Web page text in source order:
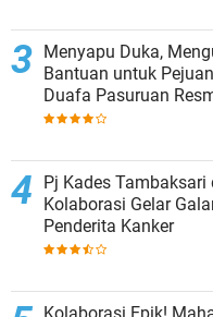
Menyapu Duka,
Bantuan untuk
Duafa Pasuruan
Pj Kades Tambaksari
Kolaborasi Gelar
Penderita Kanker
Kolaborasi Epik!